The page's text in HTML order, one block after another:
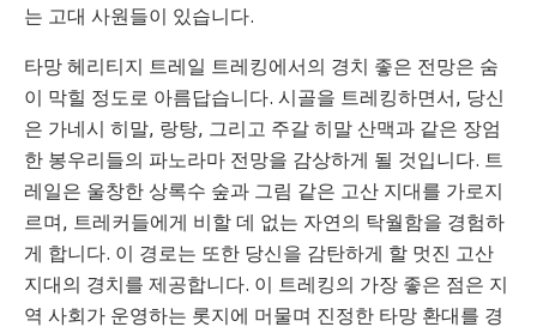
는 고대 사원들이 있습니다.
타망 헤리티지 트레일 트레킹에서의 경치 좋은 전망은 숨
이 막힐 정도로 아름답습니다. 시골을 트레킹하면서, 당신
은 가네시 히말, 랑탕, 그리고 주갈 히말 산맥과 같은 장엄
한 봉우리들의 파노라마 전망을 감상하게 될 것입니다. 트
레일은 울창한 상록수 숲과 그림 같은 고산 지대를 가로지
르며, 트레커들에게 비할 데 없는 자연의 탁월함을 경험하
게 합니다. 이 경로는 또한 당신을 감탄하게 할 멋진 고산
지대의 경치를 제공합니다. 이 트레킹의 가장 좋은 점은 지
역 사회가 운영하는 롯지에 머물며 진정한 타망 환대를 경